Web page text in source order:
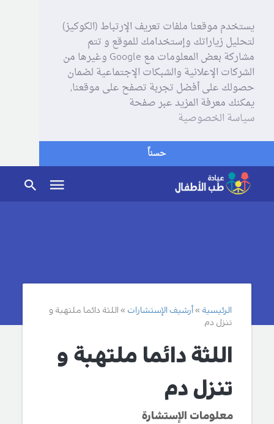
يستخدم موقعنا ملفات تعريف الإرتباط (الكوكيز)
لتحليل زياراتك وإستخدامك للموقع و تتم
مشاركة بعض المعلومات مع Google وغيرها من
الشركات الإعلانية والشبكات الإجتماعية لضمان
حصولك على أفضل تجربة تصفح على موقعنا,
يمكنك معرفة المزيد عبر صفحة
سياسة الخصوصية
حسناً
الرئيسية أرشيف الإستشارات
اللثة دائما ملتهبة و
تنزل دم
اللثة دائما ملتهبة و
تنزل دم
معلومات الإستشارة